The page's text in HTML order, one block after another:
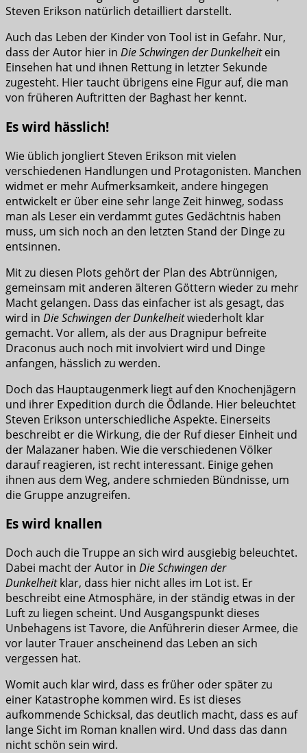
Steven Erikson natürlich detailliert darstellt.
Auch das Leben der Kinder von Tool ist in Gefahr. Nur,
dass der Autor hier in Die Schwingen der Dunkelheitein
Einsehen hat und ihnen Rettung in letzter Sekunde
zugesteht. Hier taucht übrigens eine Figur auf, die man
von früheren Auftritten der Baghast her kennt.
Es wird hässlich!
Wie üblich jongliert Steven Erikson mit vielen
verschiedenen Handlungen und Protagonisten. Manchen
widmet er mehr Aufmerksamkeit, andere hingegen
entwickelt er über eine sehr lange Zeit hinweg, sodass
man als Leser ein verdammt gutes Gedächtnis haben
muss, um sich noch an den letzten Stand der Dinge zu
entsinnen.
Mit zu diesen Plots gehört der Plan des Abtrünnigen,
gemeinsam mit anderen älteren Göttern wieder zu mehr
Macht gelangen. Dass das einfacher ist als gesagt, das
wird in Die Schwingen der Dunkelheitwiederholt klar
gemacht. Vor allem, als der aus Dragnipur befreite
Draconus auch noch mit involviert wird und Dinge
anfangen, hässlich zu werden.
Doch das Hauptaugenmerk liegt auf den Knochenjägern
und ihrer Expedition durch die Ödlande. Hier beleuchtet
Steven Erikson unterschiedliche Aspekte. Einerseits
beschreibt er die Wirkung, die der Ruf dieser Einheit und
der Malazaner haben. Wie die verschiedenen Völker
darauf reagieren, ist recht interessant. Einige gehen
ihnen aus dem Weg, andere schmieden Bündnisse, um
die Gruppe anzugreifen.
Es wird knallen
Doch auch die Truppe an sich wird ausgiebig beleuchtet.
Dabei macht der Autor in Die Schwingen der
Dunkelheitklar, dass hier nicht alles im Lot ist. Er
beschreibt eine Atmosphäre, in der ständig etwas in der
Luft zu liegen scheint. Und Ausgangspunkt dieses
Unbehagens ist Tavore, die Anführerin dieser Armee, die
vor lauter Trauer anscheinend das Leben an sich
vergessen hat.
Womit auch klar wird, dass es früher oder später zu
einer Katastrophe kommen wird. Es ist dieses
aufkommende Schicksal, das deutlich macht, dass es auf
lange Sicht im Roman knallen wird. Und dass das dann
nicht schön sein wird.